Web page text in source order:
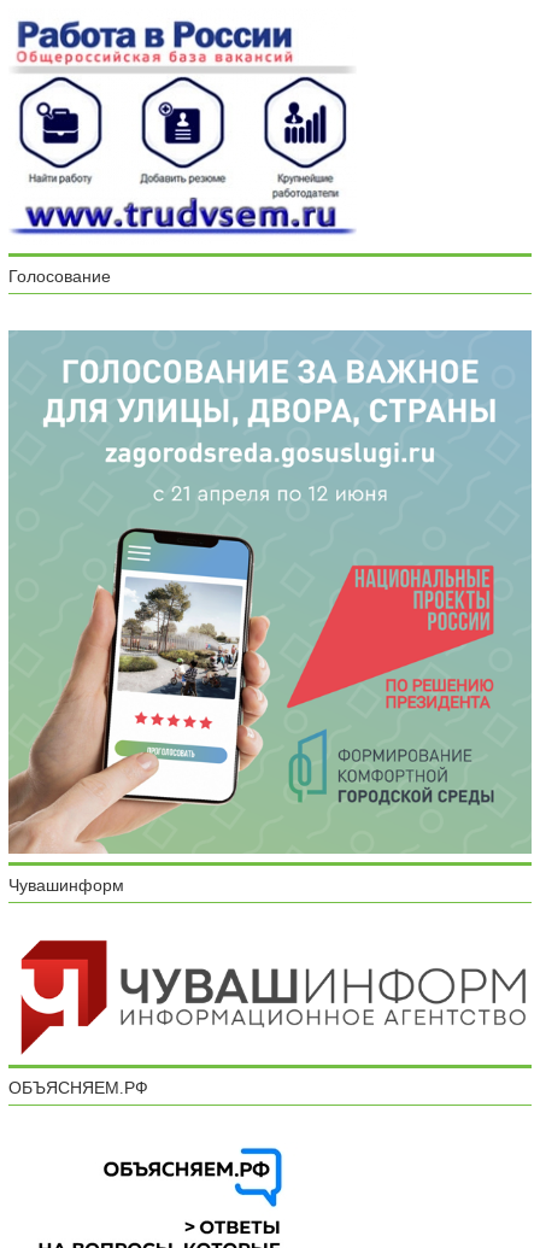
Голосование
Чувашинформ
ОБЪЯСНЯЕМ.РФ